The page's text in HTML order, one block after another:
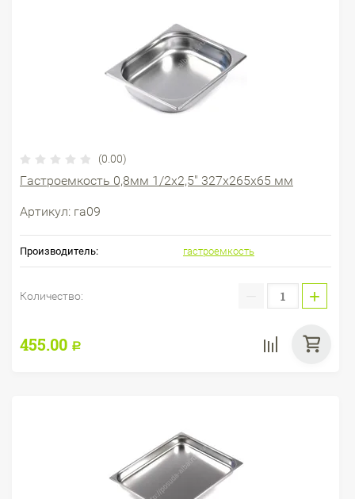
(0.00)
Гастроемкость 0,8мм 1/2х2,5" 327х265х65 мм
Артикул: га09
Производитель: гастроемкость
Количество: +
455.00 Р